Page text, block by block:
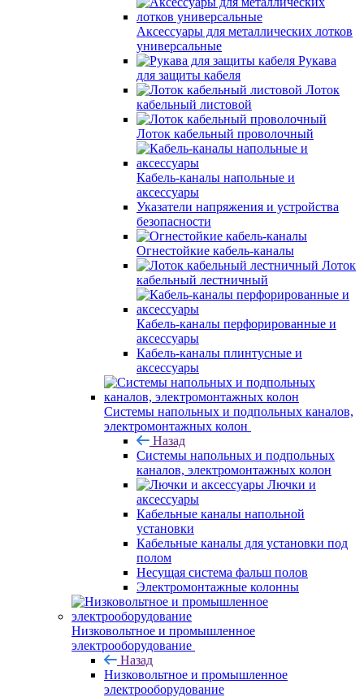
Аксессуары для металлических лотков
универсальные
Рукава
для защиты кабеля
Лоток
кабельный листовой
Лоток кабельный проволочный
Кабель-каналы напольные и
аксессуары
Указатели напряжения и устройства
безопасности
Огнестойкие кабель-каналы
Лоток
кабельный лестничный
Кабель-каналы перфорированные и
аксессуары
Кабель-каналы плинтусные и
аксессуары
Системы напольных и подпольных каналов,
электромонтажных колон
Назад
Системы напольных и подпольных
каналов, электромонтажных колон
Лючки и
аксессуары
Кабельные каналы напольной
установки
Кабельные каналы для установки под
полом
Несущая система фальш полов
Электромонтажные колонны
Низковольтное и промышленное
электрооборудование
Назад
Низковольтное и промышленное
электрооборудование